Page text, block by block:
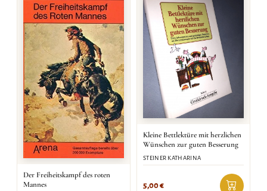
Der Freiheitskampf des roten
Mannes
Kleine Bettlektüre mit herzlichen
Wünschen zur guten Besserung
STEINER KATHARINA
5,00€